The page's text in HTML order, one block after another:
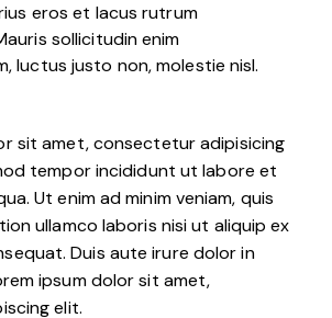
eros et lacus rutrum
sollicitudin enim
luctus justo non, molestie nisl.
sit amet, consectetur adipisicing
tempor incididunt ut labore et
Ut enim ad minim veniam, quis
ullamco laboris nisi ut aliquip ex
Duis aute irure dolor in
ipsum dolor sit amet,
elit.